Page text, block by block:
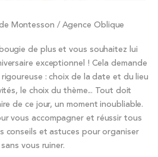
Montesson / Agence Oblique
de plus et vous souhaitez lui
exceptionnel ! Cela demande
: choix de la date et du lieu
le choix du thème... Tout doit
de ce jour, un moment inoubliable.
vous accompagner et réussir tous
conseils et astuces pour organiser
vous ruiner.